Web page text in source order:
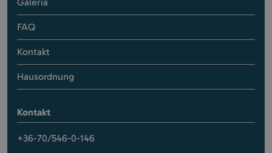
Galeria
FAQ
Kontakt
Hausordnung
Kontakt
+36-70/546-0-146